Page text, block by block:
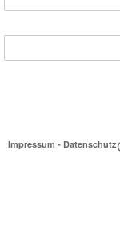
Impressum - Datenschutz